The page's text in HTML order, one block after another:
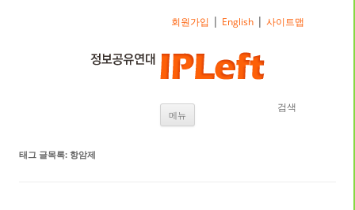
메뉴 내용으로 바로가기검색
회원가입 | English |사이트맵
태그 글목록: 항암제